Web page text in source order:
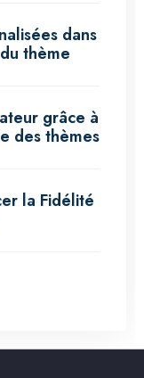
dans
thème
grâce à
des thèmes
la Fidélité